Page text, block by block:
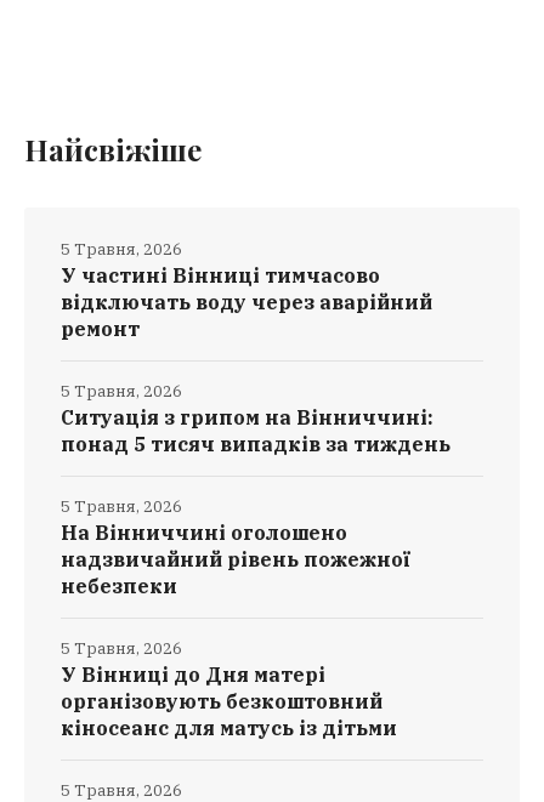
Найсвіжіше
У частині Вінниці тимчасово
відключать воду через аварійний
ремонт
5 Травня, 2026
Ситуація з грипом на Вінниччині:
понад 5 тисяч випадків за тиждень
5 Травня, 2026
На Вінниччині оголошено
надзвичайний рівень пожежної
небезпеки
5 Травня, 2026
У Вінниці до Дня матері
організовують безкоштовний
кіносеанс для матусь із дітьми
5 Травня, 2026
5 Травня, 2026